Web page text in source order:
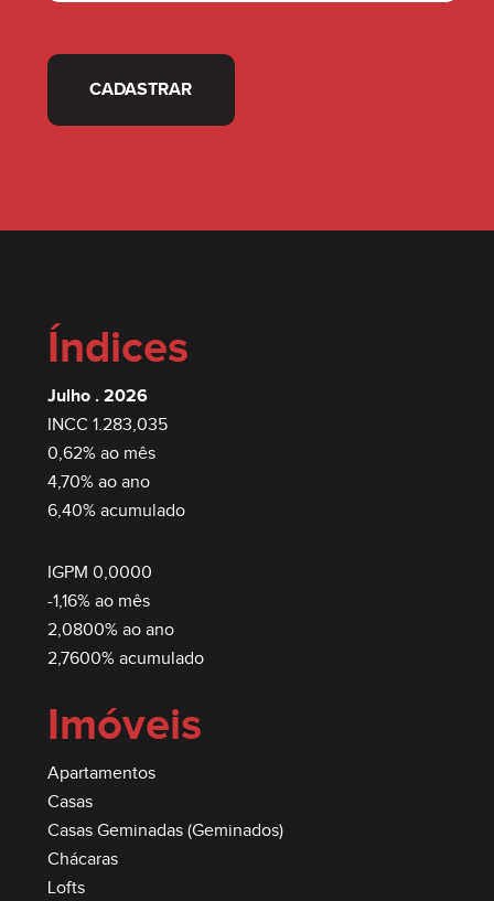
CADASTRAR
Índices
Julho . 2026
INCC 1.283,035
0,62% ao mês
4,70% ao ano
6,40% acumulado
IGPM 0,0000
-1,16% ao mês
2,0800% ao ano
2,7600% acumulado
Imóveis
Apartamentos
Casas
Casas Geminadas (Geminados)
Chácaras
Lofts